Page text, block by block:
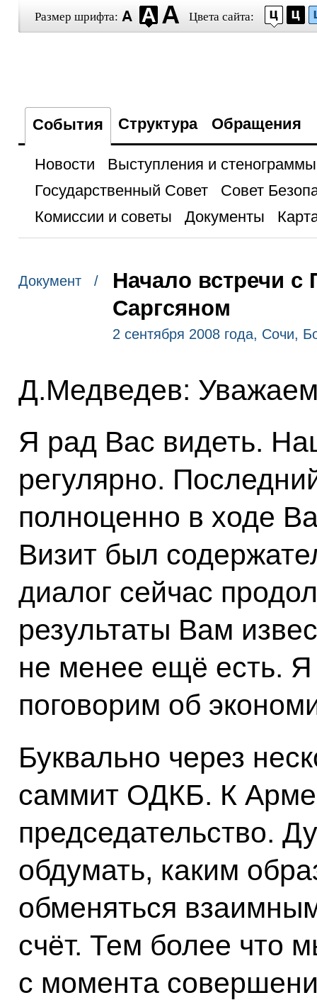
Размер шрифта: Цвета сайта:
События Структура Обращения
Новости
Выступления и стенограммы
Государственный Совет
Совет
Комиссии и советы
Документы
Документ /
Начало встречи
Саргсяном
2 сентября 2008 года, Сочи,
Д.Медведев:
Я рад Вас видеть.
регулярно.
полноценно в ходе
Визит был
диалог сейчас
результаты Вам
не менее ещё есть.
поговорим об
Буквально через
саммит ОДКБ. К
председательство.
обдумать, каким
обменяться
счёт. Тем более что
с момента